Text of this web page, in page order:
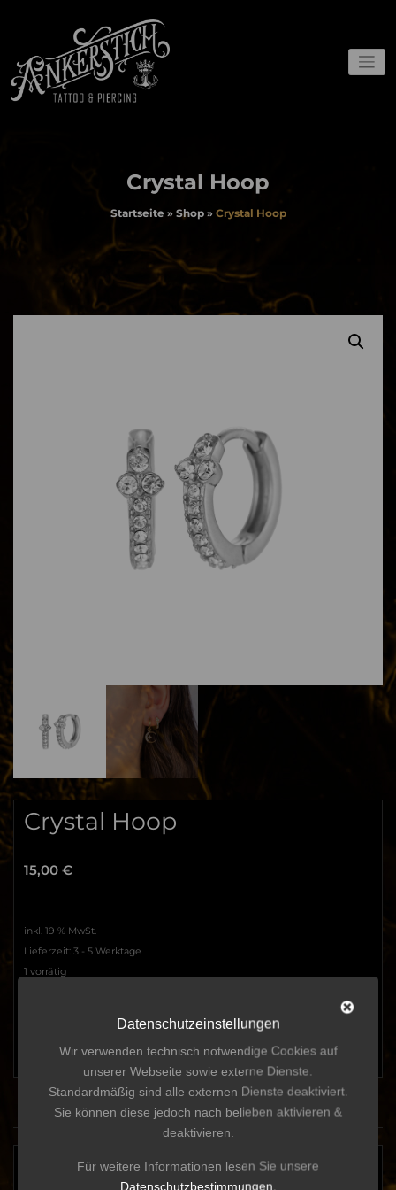
Ankerstich
Webshop und Gutscheine
Crystal Hoop
Startseite» Shop» Crystal Hoop
Crystal Hoop
15,00 €
inkl. 19 % MwSt.
Lieferzeit: 3 - 5 Werktage
1 vorrätig
In den Warenkorb
Beschreibung
Beschreibung
Datenschutzeinstellungen
Wir verwenden technisch notwendige Cookies auf
unserer Webseite sowie externe Dienste.
Standardmäßig sind alle externen Dienste deaktiviert.
Sie können diese jedoch nach belieben aktivieren &
deaktivieren.
Für weitere Informationen lesen Sie unsere
Datenschutzbestimmungen.